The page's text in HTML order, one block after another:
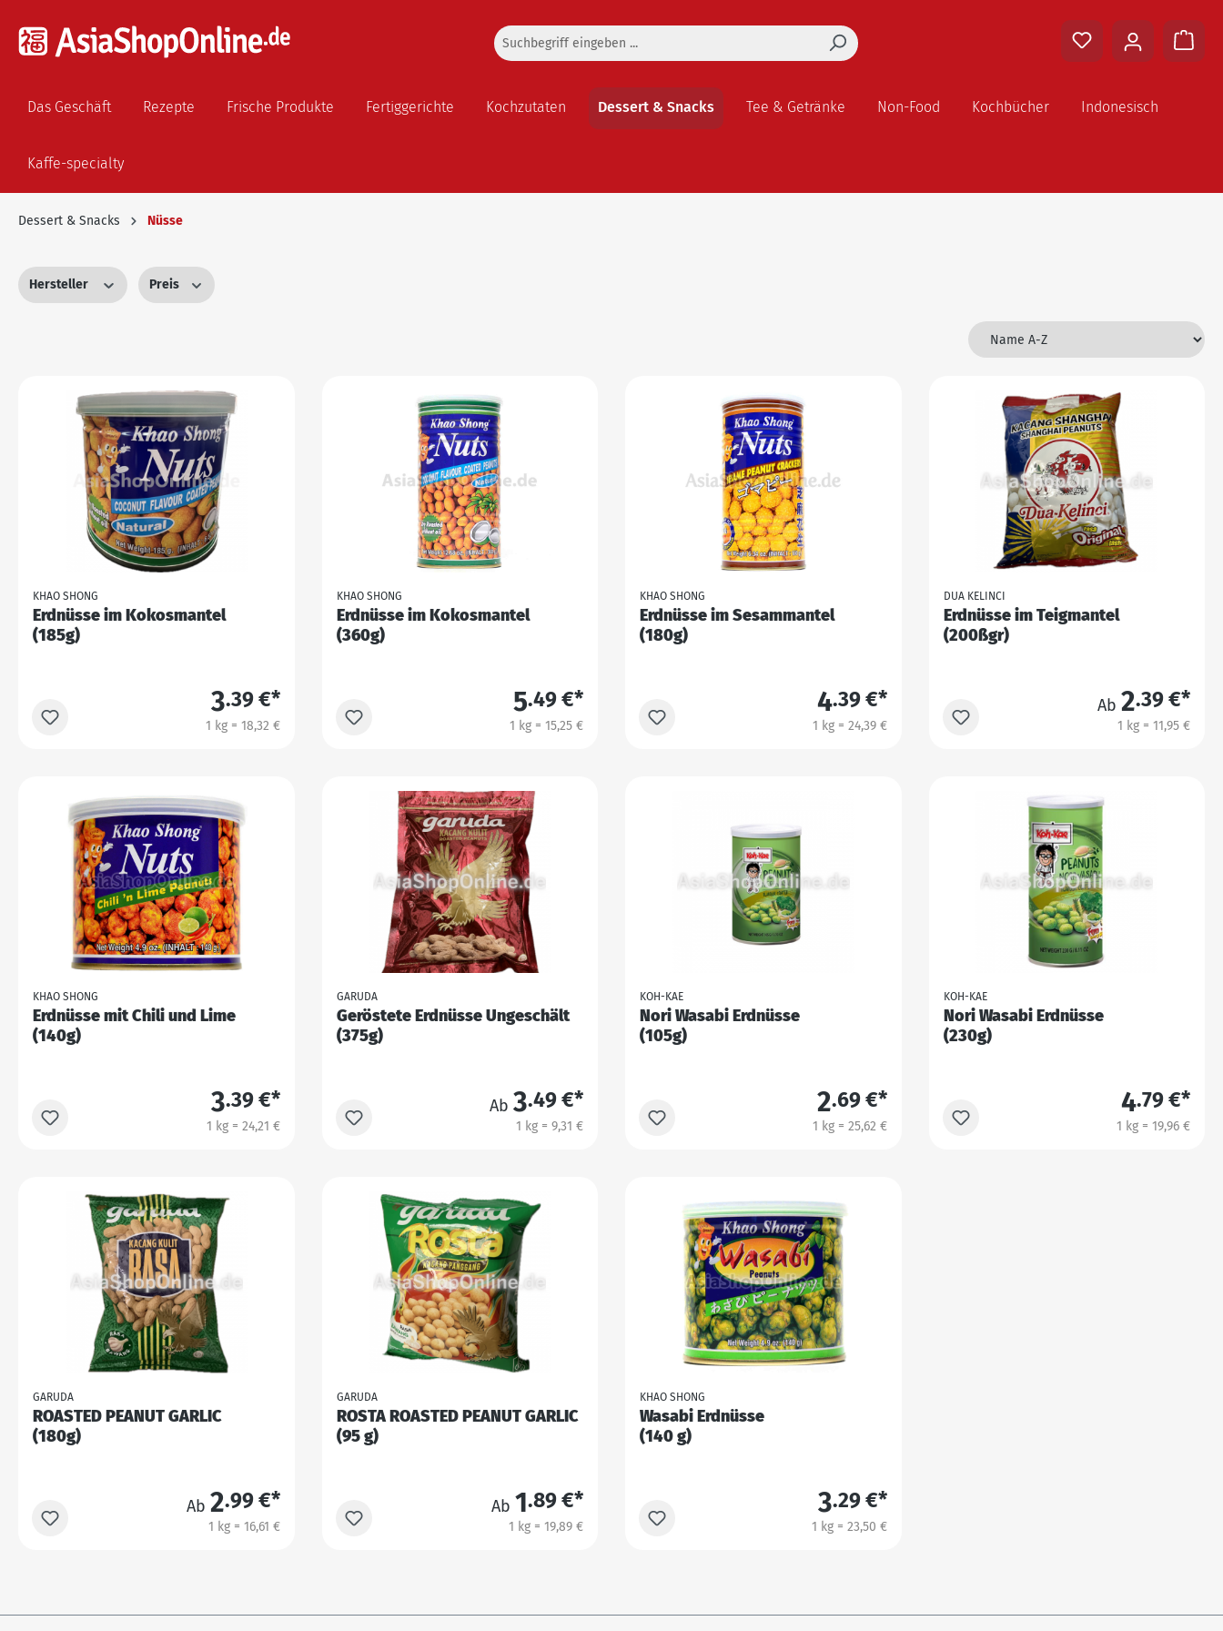
Das Geschäft Rezepte Frische Produkte Fertiggerichte Kochzutaten Dessert & Snacks Tee & Getränke Non-Food Kochbücher Indonesisch
Kaffe-specialty
Dessert & Snacks Nüsse
Hersteller Preis
KHAO SHONG
Erdnüsse im Kokosmantel
(185g)
3.39 €*
1 kg = 18,32 €
KHAO SHONG
Erdnüsse im Kokosmantel
(360g)
5.49 €*
1 kg = 15,25 €
KHAO SHONG
Erdnüsse im Sesammantel
(180g)
4.39 €*
1 kg = 24,39 €
DUA KELINCI
Erdnüsse im Teigmantel
(200ßgr)
Ab 2.39 €*
1 kg = 11,95 €
KHAO SHONG
Erdnüsse mit Chili und Lime
(140g)
3.39 €*
1 kg = 24,21 €
GARUDA
Geröstete Erdnüsse Ungeschält
(375g)
Ab 3.49 €*
1 kg = 9,31 €
KOH-KAE
Nori Wasabi Erdnüsse
(105g)
2.69 €*
1 kg = 25,62 €
KOH-KAE
Nori Wasabi Erdnüsse
(230g)
4.79 €*
1 kg = 19,96 €
GARUDA
ROASTED PEANUT GARLIC
(180g)
Ab 2.99 €*
1 kg = 16,61 €
GARUDA
ROSTA ROASTED PEANUT GARLIC
(95 g)
Ab 1.89 €*
1 kg = 19,89 €
KHAO SHONG
Wasabi Erdnüsse
(140 g)
3.29 €*
1 kg = 23,50 €